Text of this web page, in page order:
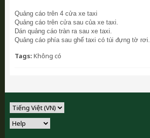
Quảng cáo trên 4 cửa xe taxi
Quảng cáo trên cửa sau của xe taxi.
Dán quảng cáo tràn ra sau xe taxi.
Quảng cáo phía sau ghế taxi có túi đựng tờ rơi.
Tags: Không có